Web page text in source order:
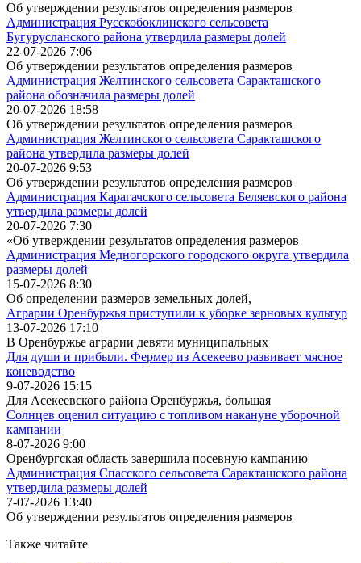
Об утверждении результатов определения размеров
Администрация Русскобоклинского сельсовета
Бугурусланского района утвердила размеры долей
22-07-2026 7:06
Об утверждении результатов определения размеров
Администрация Желтинского сельсовета Саракташского
района обозначила размеры долей
20-07-2026 18:58
Об утверждении результатов определения размеров
Администрация Желтинского сельсовета Саракташского
района утвердила размеры долей
20-07-2026 9:53
Об утверждении результатов определения размеров
Администрация Карагачского сельсовета Беляевского района
утвердила размеры долей
20-07-2026 7:30
«Об утверждении результатов определения размеров
Администрация Медногорского городского округа утвердила
размеры долей
15-07-2026 8:30
Об определении размеров земельных долей,
Аграрии Оренбуржья приступили к уборке зерновых культур
13-07-2026 17:10
В Оренбуржье аграрии девяти муниципальных
Для души и прибыли. Фермер из Асекеево развивает мясное
коневодство
9-07-2026 15:15
Для Асекеевского района Оренбуржья, большая
Солнцев оценил ситуацию с топливом накануне уборочной
кампании
8-07-2026 9:00
Оренбургская область завершила посевную кампанию
Администрация Спасского сельсовета Саракташского района
утвердила размеры долей
7-07-2026 13:40
Об утверждении результатов определения размеров
Также читайте